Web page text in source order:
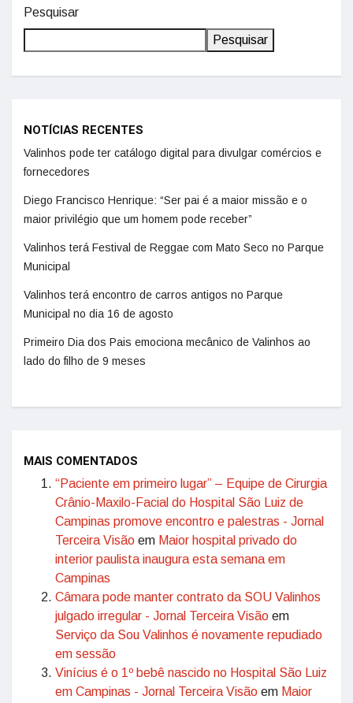
Pesquisar
Pesquisar
NOTÍCIAS RECENTES
Valinhos pode ter catálogo digital para divulgar comércios e
fornecedores
Diego Francisco Henrique: “Ser pai é a maior missão e o
maior privilégio que um homem pode receber”
Valinhos terá Festival de Reggae com Mato Seco no Parque
Municipal
Valinhos terá encontro de carros antigos no Parque
Municipal no dia 16 de agosto
Primeiro Dia dos Pais emociona mecânico de Valinhos ao
lado do filho de 9 meses
MAIS COMENTADOS
“Paciente em primeiro lugar” – Equipe de Cirurgia
Crânio-Maxilo-Facial do Hospital São Luiz de
Campinas promove encontro e palestras - Jornal
Terceira Visão em Maior hospital privado do
interior paulista inaugura esta semana em
Campinas
Câmara pode manter contrato da SOU Valinhos
julgado irregular - Jornal Terceira Visão em
Serviço da Sou Valinhos é novamente repudiado
em sessão
Vinícius é o 1º bebê nascido no Hospital São Luiz
em Campinas - Jornal Terceira Visão em Maior